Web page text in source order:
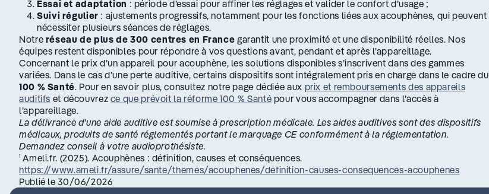
Essai et adaptation : période d’essai pour affiner les réglages et valider le confort d’usage ;
Suivi régulier : ajustements progressifs, notamment pour les fonctions liées aux acouphènes, qui peuvent
nécessiter plusieurs séances de réglages.
Notre réseau de plus de 300 centres en France garantit une proximité et une disponibilité réelles. Nos
équipes restent disponibles pour répondre à vos questions avant, pendant et après l’appareillage.
Concernant le prix d’un appareil pour acouphène, les solutions disponibles s’inscrivent dans des gammes
variées. Dans le cas d’une perte auditive, certains dispositifs sont intégralement pris en charge dans le cadre du
100 % Santé. Pour en savoir plus, consultez notre page dédiée aux prix et remboursements des appareils
auditifs et découvrez ce que prévoit la réforme 100 % Santé pour vous accompagner dans l’accès à
l’appareillage.
La délivrance d’une aide auditive est soumise à prescription médicale. Les aides auditives sont des dispositifs
médicaux, produits de santé réglementés portant le marquage CE conformément à la réglementation.
Demandez conseil à votre audioprothésiste.
1 Ameli.fr. (2025). Acouphènes : définition, causes et conséquences.
https://www.ameli.fr/assure/sante/themes/acouphenes/definition-causes-consequences-acouphenes
Publié le 30/06/2026